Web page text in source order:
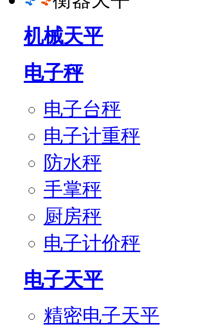
机械天平
电子秤
电子台秤
电子计重秤
防水秤
手掌秤
厨房秤
电子计价秤
电子天平
精密电子天平